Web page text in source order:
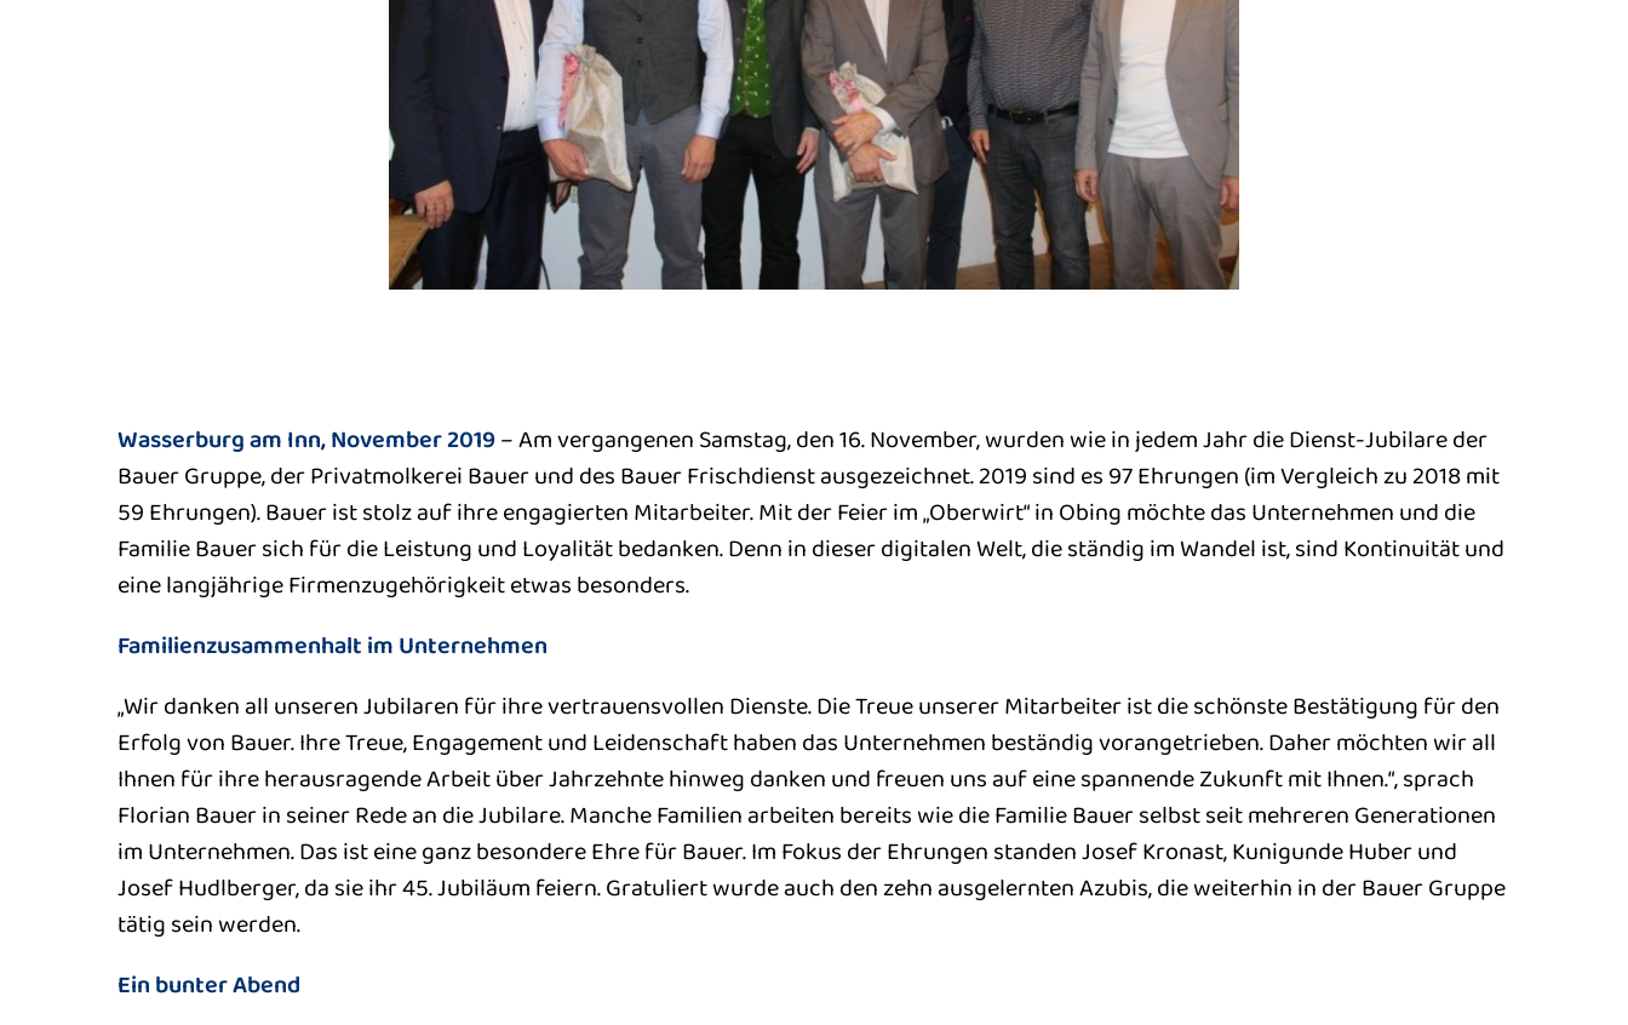
Wasserburg am Inn, November 2019– Am vergangenen Samstag, den 16. November, wurden wie in jedem Jahr die Dienst-Jubilare der
Bauer Gruppe, der Privatmolkerei Bauer und des Bauer Frischdienst ausgezeichnet. 2019 sind es 97 Ehrungen (im Vergleich zu 2018 mit
59 Ehrungen). Bauer ist stolz auf ihre engagierten Mitarbeiter. Mit der Feier im „Oberwirt“ in Obing möchte das Unternehmen und die
Familie Bauer sich für die Leistung und Loyalität bedanken. Denn in dieser digitalen Welt, die ständig im Wandel ist, sind Kontinuität und
eine langjährige Firmenzugehörigkeit etwas besonders.
Familienzusammenhalt im Unternehmen
„Wir danken all unseren Jubilaren für ihre vertrauensvollen Dienste. Die Treue unserer Mitarbeiter ist die schönste Bestätigung für den
Erfolg von Bauer. Ihre Treue, Engagement und Leidenschaft haben das Unternehmen beständig vorangetrieben. Daher möchten wir all
Ihnen für ihre herausragende Arbeit über Jahrzehnte hinweg danken und freuen uns auf eine spannende Zukunft mit Ihnen.“, sprach
Florian Bauer in seiner Rede an die Jubilare. Manche Familien arbeiten bereits wie die Familie Bauer selbst seit mehreren Generationen
im Unternehmen. Das ist eine ganz besondere Ehre für Bauer. Im Fokus der Ehrungen standen Josef Kronast, Kunigunde Huber und
Josef Hudlberger, da sie ihr 45. Jubiläum feiern. Gratuliert wurde auch den zehn ausgelernten Azubis, die weiterhin in der Bauer Gruppe
tätig sein werden.
Ein bunter Abend